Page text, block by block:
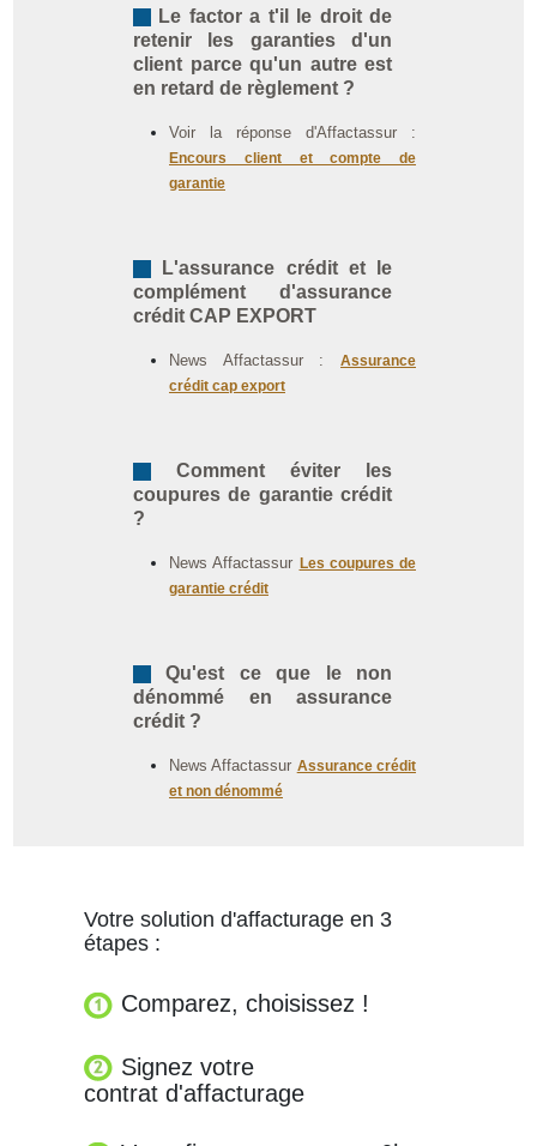
Le factor a t'il le droit de
retenir les garanties d'un
client parce qu'un autre est
en retard de règlement ?
Voir la réponse d'Affactassur :
Encours client et compte de
garantie
L'assurance crédit et le
complément d'assurance
crédit CAP EXPORT
News Affactassur : Assurance
crédit cap export
Comment éviter les
coupures de garantie crédit
?
News Affactassur Les coupures de
garantie crédit
Qu'est ce que le non
dénommé en assurance
crédit ?
News Affactassur Assurance crédit
et non dénommé
Votre solution d'affacturage en 3
étapes :
Comparez, choisissez !
Signez votre
contrat d'affacturage